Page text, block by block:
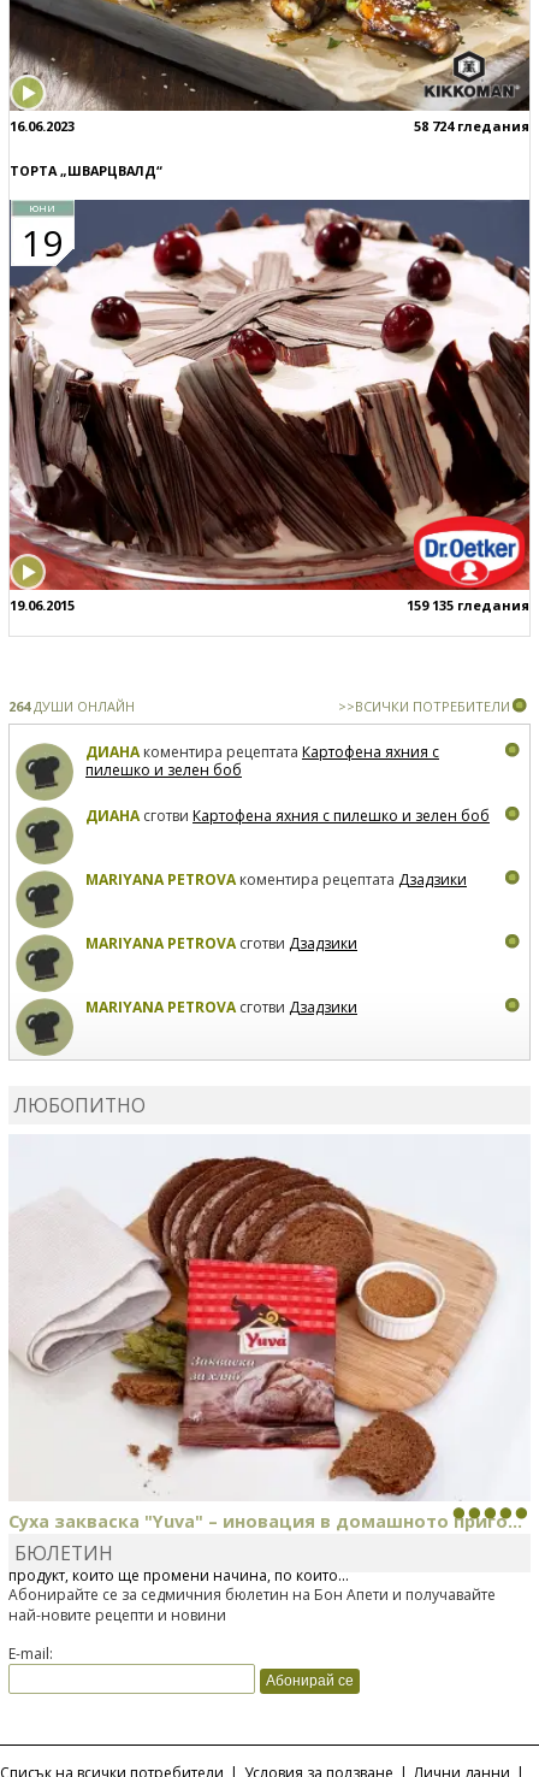
16.06.2023 58 724 гледания
ТОРТА „ШВАРЦВАЛД“
юни
19
19.06.2015 159 135 гледания
264ДУШИ ОНЛАЙН >>ВСИЧКИ ПОТРЕБИТЕЛИ
ДИАНАкоментира рецептата Картофена яхния с
пилешко и зелен боб
ДИАНАсготви Картофена яхния с пилешко и зелен боб
MARIYANA PETROVAкоментира рецептата Дзадзики
MARIYANA PETROVAсготви Дзадзики
MARIYANA PETROVAсготви Дзадзики
ЛЮБОПИТНО
Суха закваска "Yuva" – иновация в домашното приго...
Отскоро Лесафр България стартира предлагането на изцяло нов
продукт, който ще промени начина, по който...
БЮЛЕТИН
Абонирайте се за седмичния бюлетин на Бон Апети и получавайте
най-новите рецепти и новини
E-mail:
Списък на всички потребители | Условия за ползване | Лични данни |